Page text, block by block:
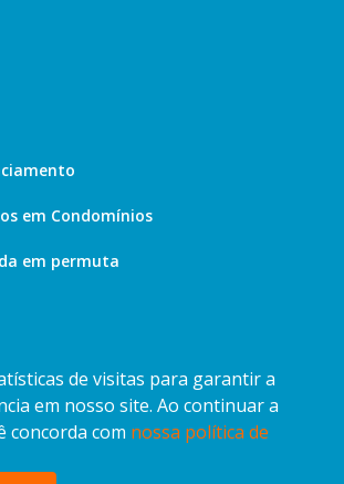
de visitas para garantir a
em nosso site. Ao continuar a
concorda com nossa política de
em Condomínios
em permuta
piscina